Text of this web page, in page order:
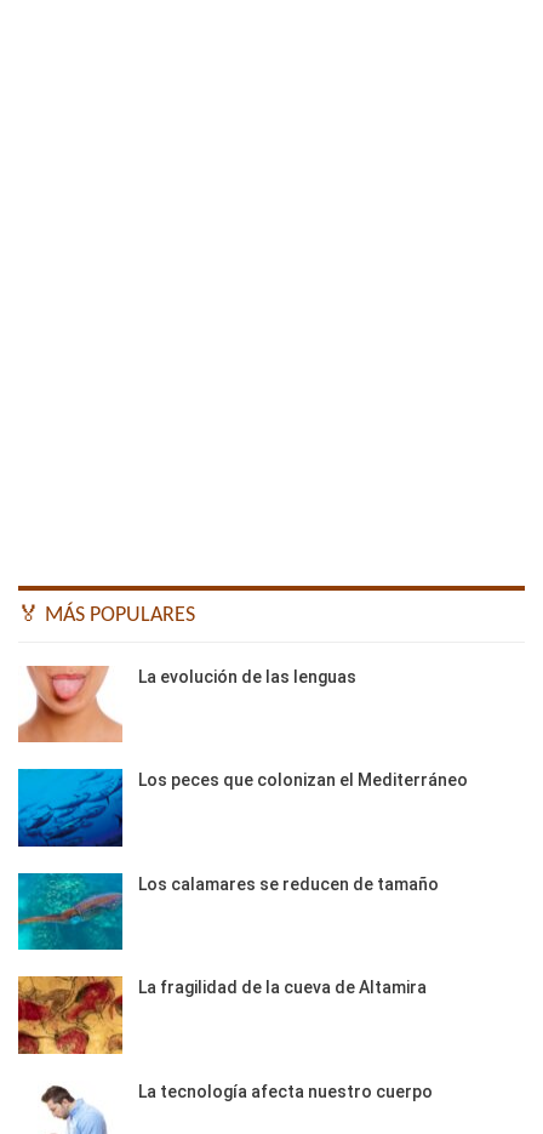
🏅 MÁS POPULARES
La evolución de las lenguas
Los peces que colonizan el Mediterráneo
Los calamares se reducen de tamaño
La fragilidad de la cueva de Altamira
La tecnología afecta nuestro cuerpo